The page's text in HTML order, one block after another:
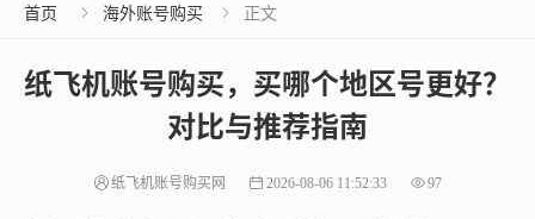
首页  海外账号购买  正文
纸飞机账号购买，买哪个地区号更好？
对比与推荐指南
纸飞机账号购买网 2026-08-06 11:52:33 97